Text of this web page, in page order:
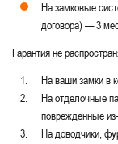
На замковые
договора) — 3
Гарантия не
На ваши замки в
На отделочные
поврежденные
На доводчики,